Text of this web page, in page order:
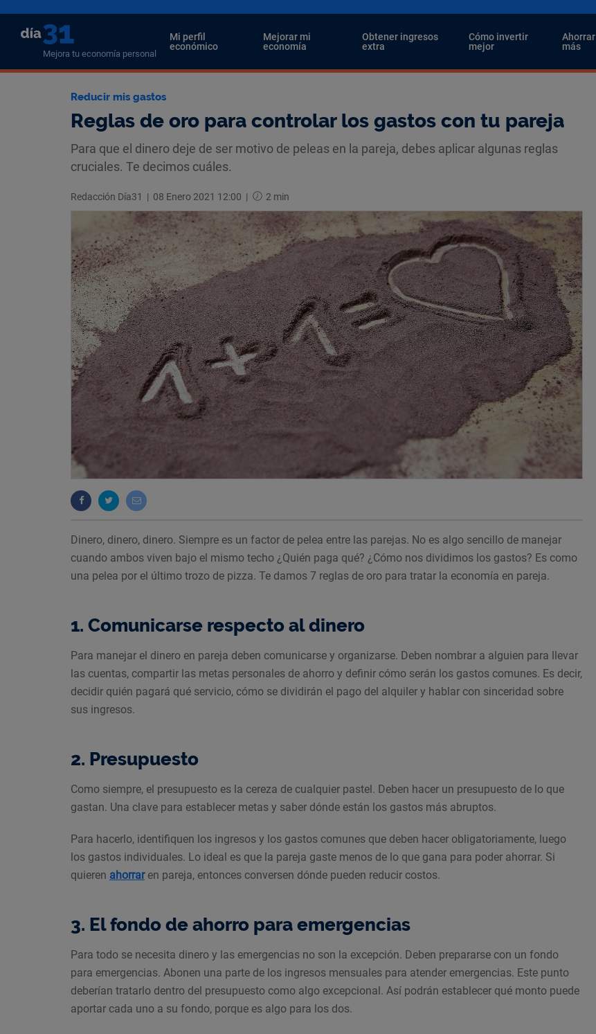
Mejora tu economía personal
Mi perfil
económico
Mejorar mi
economía
Obtener ingresos
extra
Cómo invertir
mejor
Ahorrar
más
Reducir mis gastos
Reglas de oro para controlar los gastos con tu pareja
Para que el dinero deje de ser motivo de peleas en la pareja, debes aplicar algunas reglas
cruciales. Te decimos cuáles.
Redacción Día31 | 08 Enero 2021 12:00 | 2 min
Dinero, dinero, dinero. Siempre es un factor de pelea entre las parejas. No es algo sencillo de manejar
cuando ambos viven bajo el mismo techo ¿Quién paga qué? ¿Cómo nos dividimos los gastos? Es como
una pelea por el último trozo de pizza. Te damos 7 reglas de oro para tratar la economía en pareja.
1. Comunicarse respecto al dinero
Para manejar el dinero en pareja deben comunicarse y organizarse. Deben nombrar a alguien para llevar
las cuentas, compartir las metas personales de ahorro y definir cómo serán los gastos comunes. Es decir,
decidir quién pagará qué servicio, cómo se dividirán el pago del alquiler y hablar con sinceridad sobre
sus ingresos.
2. Presupuesto
Como siempre, el presupuesto es la cereza de cualquier pastel. Deben hacer un presupuesto de lo que
gastan. Una clave para establecer metas y saber dónde están los gastos más abruptos.
Para hacerlo, identifiquen los ingresos y los gastos comunes que deben hacer obligatoriamente, luego
los gastos individuales. Lo ideal es que la pareja gaste menos de lo que gana para poder ahorrar. Si
quieren ahorraren pareja, entonces conversen dónde pueden reducir costos.
3. El fondo de ahorro para emergencias
Para todo se necesita dinero y las emergencias no son la excepción. Deben prepararse con un fondo
para emergencias. Abonen una parte de los ingresos mensuales para atender emergencias. Este punto
deberían tratarlo dentro del presupuesto como algo excepcional. Así podrán establecer qué monto puede
aportar cada uno a su fondo, porque es algo para los dos.